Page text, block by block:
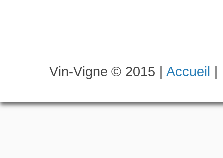
Vin-Vigne © 2015 | Accueil